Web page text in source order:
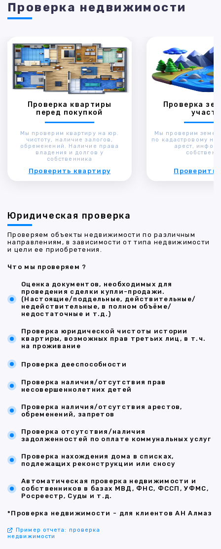
Проверка недвижимости
Проверка квартиры
перед покупкой
Мы проверим квартиру на юр.
чистоту, наличие залогов,
обременений. Наличие права
владения и долгов у
собственника
Проверить квартиру
Проверка
Мы проверим
по кадастровому
арест,
Проверить
Юридическая проверка
Проверяем объекты недвижимости по различным
направлениям, в зависимости от типа недвижимости
и цели ее приобретения.
Что мы проверяем ?
Оценка документов, необходимых для
проведения сделки купли-продажи.
(Настоящие/поддельные, действительные/
недействительные, в полном объёме/
недостаточные и т.д.)
Проверка юридической чистоты истории
квартиры, возможных прав третьих лиц, в т.ч.
на проживание
Проверка дееспособности
Проверка наличия/отсутствия прав
несовершеннолетних детей
Проверка наличия/отсутствия арестов,
обременений, запретов
Проверка отсутствия/наличия
задолженностей по оплате коммунальных услуг
Проверка нахождения дома в списках,
подлежащих реконструкции или сносу
Автоматическая проверка недвижимости и
собственников в базах МВД, ФНС, ФССП, УФМС,
Росреестр, Суды и т.д.
*Проверка недвижимости - для клиентов АН Алмаз
Пример отчета: проверка
недвижимости